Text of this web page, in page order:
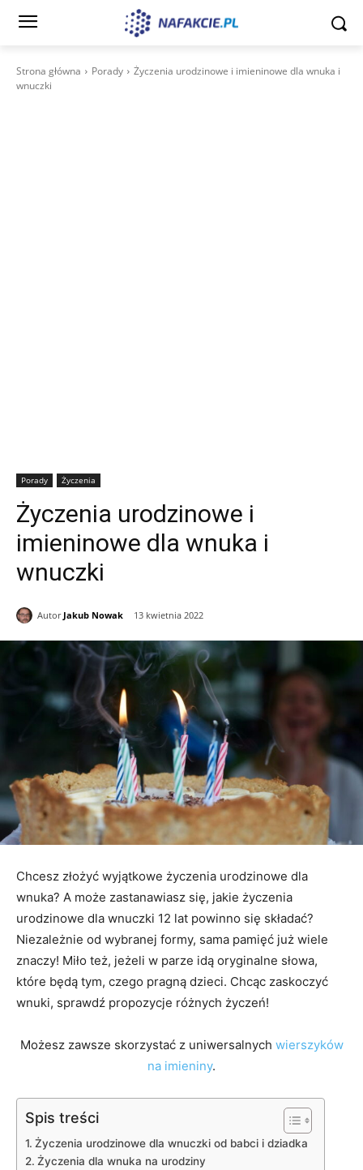
Strona główna Porady
Życzenia urodzinowe i imieninowe dla wnuka i
wnuczki
Porady Życzenia
Życzenia urodzinowe i
imieninowe dla wnuka i
wnuczki
Autor Jakub Nowak 13 kwietnia 2022
Chcesz złożyć wyjątkowe życzenia urodzinowe dla
wnuka? A może zastanawiasz się, jakie życzenia
urodzinowe dla wnuczki 12 lat powinno się składać?
Niezależnie od wybranej formy, sama pamięć już wiele
znaczy! Miło też, jeżeli w parze idą oryginalne słowa,
które będą tym, czego pragną dzieci. Chcąc zaskoczyć
wnuki, sprawdź propozycje różnych życzeń!
Możesz zawsze skorzystać z uniwersalnych wierszyków
na imieniny.
Spis treści
Życzenia urodzinowe dla wnuczki od babci i dziadka
Życzenia dla wnuka na urodziny